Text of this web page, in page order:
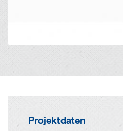
Projektdaten